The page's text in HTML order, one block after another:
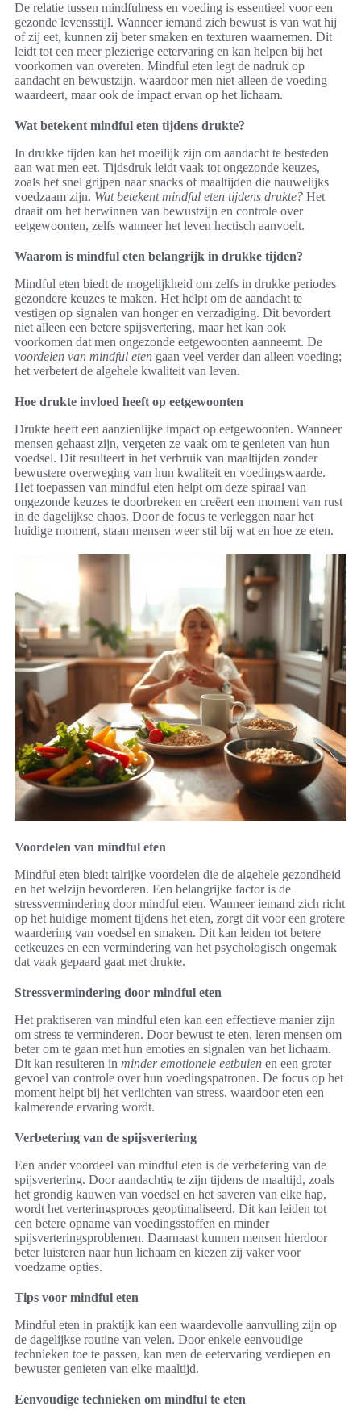
De relatie tussen mindfulness en voeding is essentieel voor een
gezonde levensstijl. Wanneer iemand zich bewust is van wat hij
of zij eet, kunnen zij beter smaken en texturen waarnemen. Dit
leidt tot een meer plezierige eetervaring en kan helpen bij het
voorkomen van overeten. Mindful eten legt de nadruk op
aandacht en bewustzijn, waardoor men niet alleen de voeding
waardeert, maar ook de impact ervan op het lichaam.
Wat betekent mindful eten tijdens drukte?
In drukke tijden kan het moeilijk zijn om aandacht te besteden
aan wat men eet. Tijdsdruk leidt vaak tot ongezonde keuzes,
zoals het snel grijpen naar snacks of maaltijden die nauwelijks
voedzaam zijn. Wat betekent mindful eten tijdens drukte? Het
draait om het herwinnen van bewustzijn en controle over
eetgewoonten, zelfs wanneer het leven hectisch aanvoelt.
Waarom is mindful eten belangrijk in drukke tijden?
Mindful eten biedt de mogelijkheid om zelfs in drukke periodes
gezondere keuzes te maken. Het helpt om de aandacht te
vestigen op signalen van honger en verzadiging. Dit bevordert
niet alleen een betere spijsvertering, maar het kan ook
voorkomen dat men ongezonde eetgewoonten aanneemt. De
voordelen van mindful eten gaan veel verder dan alleen voeding;
het verbetert de algehele kwaliteit van leven.
Hoe drukte invloed heeft op eetgewoonten
Drukte heeft een aanzienlijke impact op eetgewoonten. Wanneer
mensen gehaast zijn, vergeten ze vaak om te genieten van hun
voedsel. Dit resulteert in het verbruik van maaltijden zonder
bewustere overweging van hun kwaliteit en voedingswaarde.
Het toepassen van mindful eten helpt om deze spiraal van
ongezonde keuzes te doorbreken en creëert een moment van rust
in de dagelijkse chaos. Door de focus te verleggen naar het
huidige moment, staan mensen weer stil bij wat en hoe ze eten.
Voordelen van mindful eten
Mindful eten biedt talrijke voordelen die de algehele gezondheid
en het welzijn bevorderen. Een belangrijke factor is de
stressvermindering door mindful eten. Wanneer iemand zich richt
op het huidige moment tijdens het eten, zorgt dit voor een grotere
waardering van voedsel en smaken. Dit kan leiden tot betere
eetkeuzes en een vermindering van het psychologisch ongemak
dat vaak gepaard gaat met drukte.
Stressvermindering door mindful eten
Het praktiseren van mindful eten kan een effectieve manier zijn
om stress te verminderen. Door bewust te eten, leren mensen om
beter om te gaan met hun emoties en signalen van het lichaam.
Dit kan resulteren in minder emotionele eetbuien en een groter
gevoel van controle over hun voedingspatronen. De focus op het
moment helpt bij het verlichten van stress, waardoor eten een
kalmerende ervaring wordt.
Verbetering van de spijsvertering
Een ander voordeel van mindful eten is de verbetering van de
spijsvertering. Door aandachtig te zijn tijdens de maaltijd, zoals
het grondig kauwen van voedsel en het saveren van elke hap,
wordt het verteringsproces geoptimaliseerd. Dit kan leiden tot
een betere opname van voedingsstoffen en minder
spijsverteringsproblemen. Daarnaast kunnen mensen hierdoor
beter luisteren naar hun lichaam en kiezen zij vaker voor
voedzame opties.
Tips voor mindful eten
Mindful eten in praktijk kan een waardevolle aanvulling zijn op
de dagelijkse routine van velen. Door enkele eenvoudige
technieken toe te passen, kan men de eetervaring verdiepen en
bewuster genieten van elke maaltijd.
Eenvoudige technieken om mindful te eten